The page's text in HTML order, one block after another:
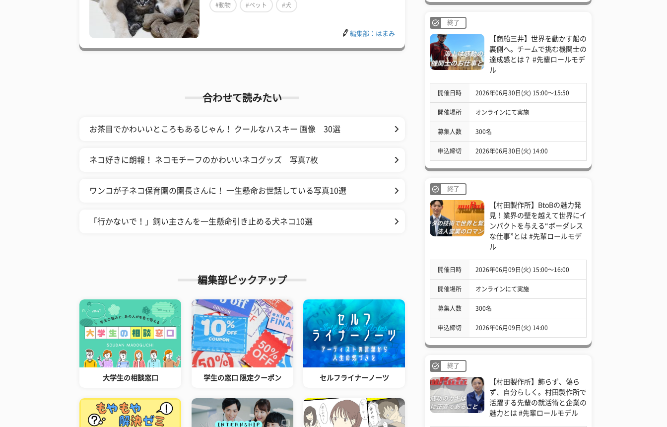
#動物 #ペット #犬
編集部：はまみ
合わせて読みたい
お茶目でかわいいところもあるじゃん！ クールなハスキー 画像 30選
ネコ好きに朗報！ ネコモチーフのかわいいネコグッズ 写真7枚
ワンコが子ネコ保育園の園長さんに！ 一生懸命お世話している写真10選
「行かないで！」飼い主さんを一生懸命引き止める犬ネコ10選
編集部ピックアップ
大学生の相談窓口 学生の窓口 限定クーポン セルフライナーノーツ
終了
【商船三井】世界を動かす船の
裏側へ。チームで挑む機関士の
達成感とは？ #先輩ロールモデ
ル
開催日時 2026年06月30日(火) 15:00〜15:50
開催場所 オンラインにて実施
募集人数 300名
申込締切 2026年06月30日(火) 14:00
終了
【村田製作所】BtoBの魅力発
見！業界の壁を越えて世界にイ
ンパクトを与える“ボーダレス
な仕事”とは #先輩ロールモデ
ル
開催日時 2026年06月09日(火) 15:00〜16:00
開催場所 オンラインにて実施
募集人数 300名
申込締切 2026年06月09日(火) 14:00
終了
【村田製作所】飾らず、偽ら
ず、自分らしく。村田製作所で
活躍する先輩の就活術と企業の
魅力とは #先輩ロールモデル